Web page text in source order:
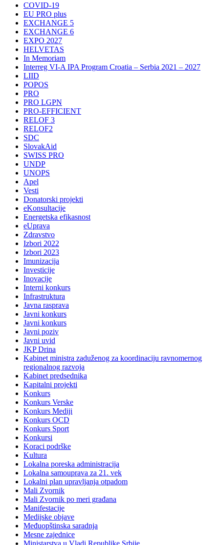
COVID-19
EU PRO plus
EXCHANGE 5
EXCHANGE 6
EXPO 2027
HELVETAS
In Memoriam
Interreg VI-A IPA Program Croatia – Serbia 2021 – 2027
LIID
POPOS
PRO
PRO LGPN
PRO-EFFICIENT
RELOF 3
RELOF2
SDC
SlovakAid
SWISS PRO
UNDP
UNOPS
Apel
Vesti
Donatorski projekti
eKonsultacije
Energetska efikasnost
eUprava
Zdravstvo
Izbori 2022
Izbori 2023
Imunizacija
Investicije
Inovacije
Interni konkurs
Infrastruktura
Javna rasprava
Javni konkurs
Javni konkurs
Javni poziv
Javni uvid
JKP Drina
Kabinet ministra zaduženog za koordinaciju ravnomernog
regionalnog razvoja
Kabinet predsednika
Kapitalni projekti
Konkurs
Konkurs Verske
Konkurs Mediji
Konkurs OCD
Konkurs Sport
Konkursi
Koraci podrške
Kultura
Lokalna poreska administracija
Lokalna samouprava za 21. vek
Lokalni plan upravljanja otpadom
Mali Zvornik
Mali Zvornik po meri građana
Manifestacije
Medijske objave
Međuopštinska saradnja
Mesne zajednice
Ministarstva u Vladi Republike Srbije